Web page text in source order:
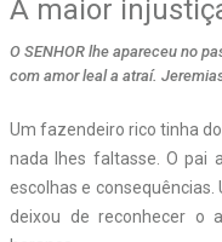
A maior
O SENHOR lhe apareceu no
com amor leal a atraí.
Um fazendeiro rico tinha
nada lhes faltasse. O pai
escolhas e
deixou de reconhecer o